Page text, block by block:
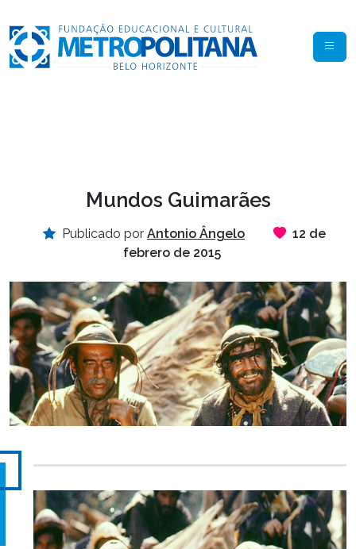
Mundos Guimarães
Publicado por Antonio Ângelo
12 de
febrero de 2015